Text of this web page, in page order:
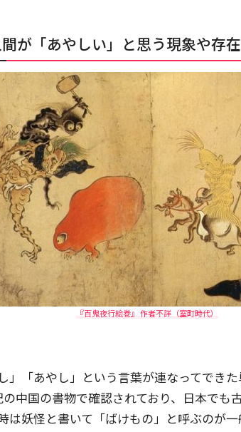
間が「あやしい」と思う現象や存
『百鬼夜行絵巻』 作者不詳（室町時代）
」「あやし」という言葉が連なってでき
中国の書物で確認されており、日本でも
は妖怪と書いて「ばけもの」と呼ぶのが一